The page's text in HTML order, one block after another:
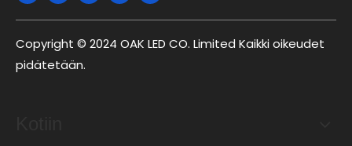
Copyright © 2024 OAK LED CO. Limited Kaikki oikeudet
pidätetään.